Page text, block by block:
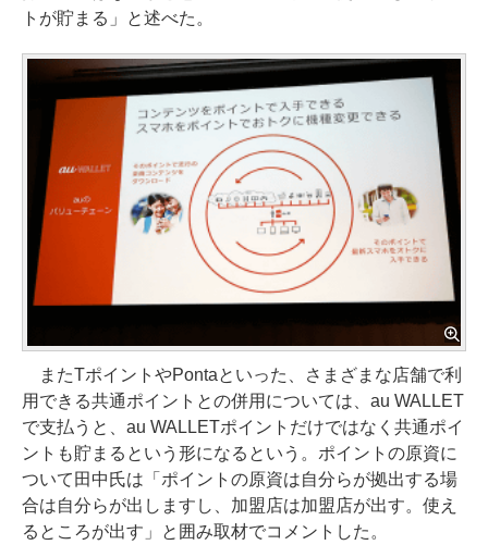
トが貯まる」と述べた。
またTポイントやPontaといった、さまざまな店舗で利
用できる共通ポイントとの併用については、au WALLET
で支払うと、au WALLETポイントだけではなく共通ポイ
ントも貯まるという形になるという。ポイントの原資に
ついて田中氏は「ポイントの原資は自分らが拠出する場
合は自分らが出しますし、加盟店は加盟店が出す。使え
るところが出す」と囲み取材でコメントした。